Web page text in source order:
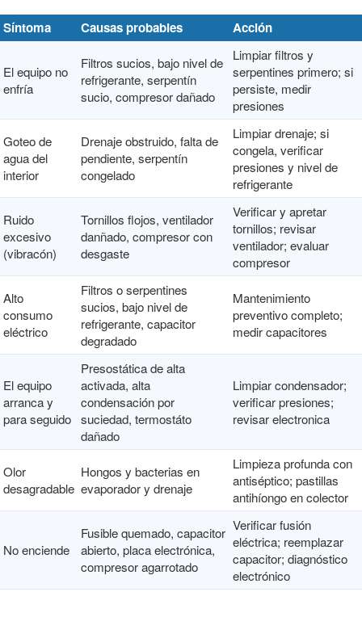
Síntoma Causas probables Acción
El equipo no
enfría
Filtros sucios, bajo nivel de
refrigerante, serpentín
sucio, compresor dañado
Limpiar filtros y
serpentines primero; si
persiste, medir
presiones
Goteo de
agua del
interior
Drenaje obstruido, falta de
pendiente, serpentín
congelado
Limpiar drenaje; si
congela, verificar
presiones y nivel de
refrigerante
Ruido
excesivo
(vibracón)
Tornillos flojos, ventilador
danñado, compresor con
desgaste
Verificar y apretar
tornillos; revisar
ventilador; evaluar
compresor
Alto
consumo
eléctrico
Filtros o serpentines
sucios, bajo nivel de
refrigerante, capacitor
degradado
Mantenimiento
preventivo completo;
medir capacitores
El equipo
arranca y
para seguido
Presostática de alta
activada, alta
condensación por
suciedad, termostáto
dañado
Limpiar condensador;
verificar presiones;
revisar electronica
Olor
desagradable
Hongos y bacterias en
evaporador y drenaje
Limpieza profunda con
antiséptico; pastillas
antihíongo en colector
No enciende
Fusible quemado, capacitor
abierto, placa electrónica,
compresor agarrotado
Verificar fusión
eléctrica; reemplazar
capacitor; diagnóstico
electrónico